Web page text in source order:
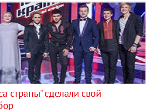
страны" сделали свой